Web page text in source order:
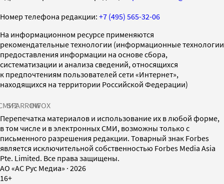
Номер телефона редакции: +7 (495) 565-32-06
На информационном ресурсе применяются
рекомендательные технологии (информационные технологии
предоставления информации на основе сбора,
систематизации и анализа сведений, относящихся
к предпочтениям пользователей сети «Интернет»,
находящихся на территории Российской Федерации)
SPARROWINFOX
Перепечатка материалов и использование их в любой форме,
в том числе и в электронных СМИ, возможны только с
письменного разрешения редакции. Товарный знак Forbes
является исключительной собственностью Forbes Media Asia
Pte. Limited. Все права защищены.
AO «АС Рус Медиа» · 2026
16+